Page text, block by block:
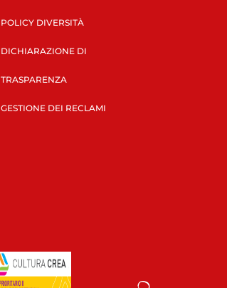
POLICY DIVERSITÀ
DICHIARAZIONE DI
TRASPARENZA
GESTIONE DEI RECLAMI